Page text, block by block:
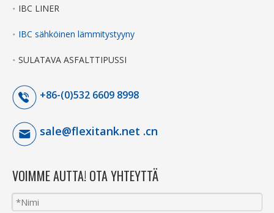
IBC LINER
IBC sähköinen lämmitystyyny
SULATAVA ASFALTTIPUSSI
+86-(0)532 6609 8998
sale@flexitank.net .cn
VOIMME AUTTA! OTA YHTEYTTÄ